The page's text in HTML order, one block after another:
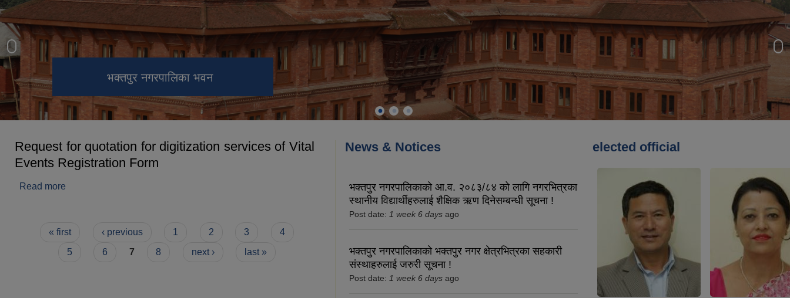
भक्तपुर नगरपालिका भवन
भक्तपुर दरबार क्षेत्र (भूकम्प अगाडि)
भक्तपुर दरबार क्षेत्र (हाल)
Request for quotation for digitization services of Vital
Events Registration Form
Read more
Pages
« first ‹ previous 1 2 3
4
5
6 7 8 next › last »
News & Notices
भक्तपुर नगरपालिकाको आ.व. २०८३/८४ को लागि नगरभित्रका
स्थानीय विद्यार्थीहरुलाई शैक्षिक ऋण दिनेसम्बन्धी सूचना !
Post date: 1 week 6 days ago
भक्तपुर नगरपालिकाको भक्तपुर नगर क्षेत्रभित्रका सहकारी
संस्थाहरुलाई जरुरी सूचना !
Post date: 1 week 6 days ago
elected official